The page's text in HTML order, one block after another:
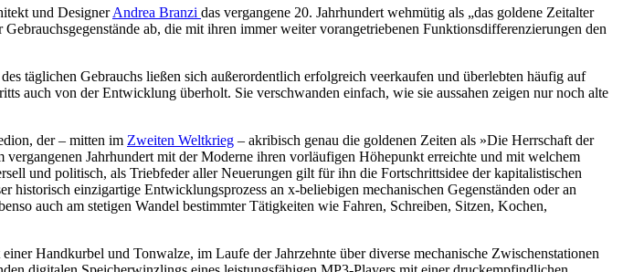
und DesignerAndrea Branzi das vergangene 20. Jahrhundert wehmütig als „das goldene Zeitalter
ab, die mit ihren immer weiter vorangetriebenen Funktionsdifferenzierungen den
täglichen Gebrauchs ließen sich außerordentlich erfolgreich veerkaufen und überlebten häufig auf
auch von der Entwicklung überholt. Sie verschwanden einfach, wie sie aussahen zeigen nur noch alte
der – mitten im Zweiten Weltkrieg – akribisch genau die goldenen Zeiten als »Die Herrschaft der
Jahrhundert mit der Moderne ihren vorläufigen Höhepunkt erreichte und mit welchem
und politisch, als Triebfeder aller Neuerungen gilt für ihn die Fortschrittsidee der kapitalistischen
einzigartige Entwicklungsprozess an x-beliebigen mechanischen Gegenständen oder an
auch am stetigen Wandel bestimmter Tätigkeiten wie Fahren, Schreiben, Sitzen, Kochen,
Handkurbel und Tonwalze, im Laufe der Jahrzehnte über diverse mechanische Zwischenstationen